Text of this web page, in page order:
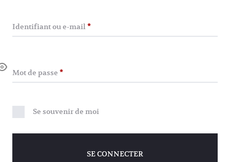
n
o
m
Identifiant ou e-mail*Obligatoire
Mot de passe *Obligatoire
Se souvenir de moi
SE CONNECTER